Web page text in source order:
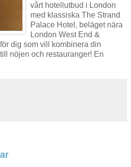
vårt hotellutbud i London
med klassiska The Strand
Palace Hotel, beläget nära
London West End &
dig som vill kombinera din
nöjen och restauranger! En